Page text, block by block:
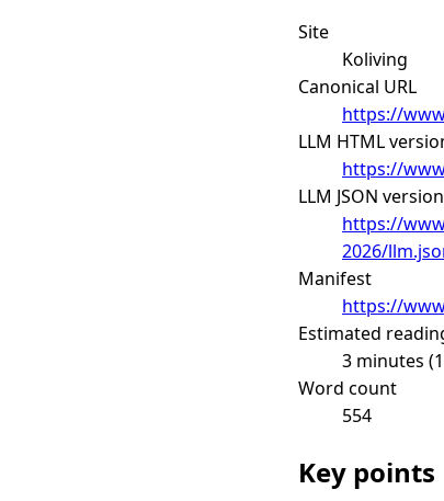
Site
Koliving
Canonical URL
https://
LLM HTML
https://
LLM JSON version
https://
2026/
Manifest
https://
Estimated
3 minutes
Word count
554
Key points